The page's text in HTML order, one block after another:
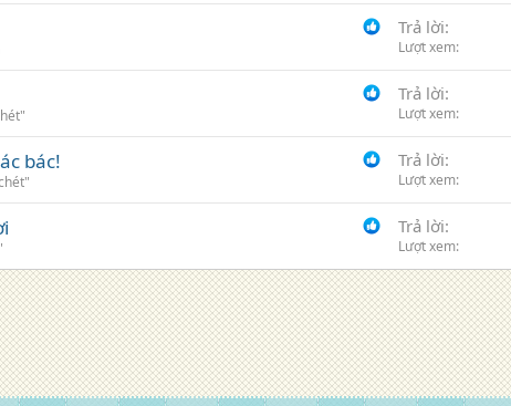
Trả lời
Lượt xem
Trả lời
Lượt xem
bác! Trả lời
Lượt xem
Trả lời
Lượt xem